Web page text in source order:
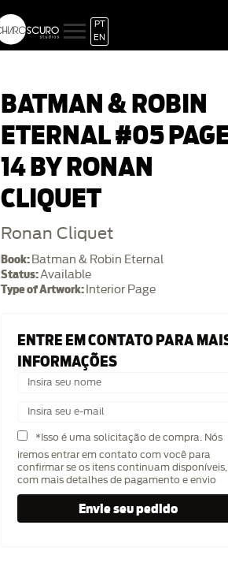
PT
EN
BATMAN & ROBIN
ETERNAL #05
14 BY RONAN
CLIQUET
Ronan Cliquet
Book: Batman & Robin Eternal
Status:Available
Type of Artwork: Interior Page
ENTRE EM CONTATO PARA
INFORMAÇÕES
*Isso é uma solicitação de compra. Nós
iremos entrar em contato com você para
confirmar se os itens continuam disponíveis,
com mais detalhes de pagamento e envio